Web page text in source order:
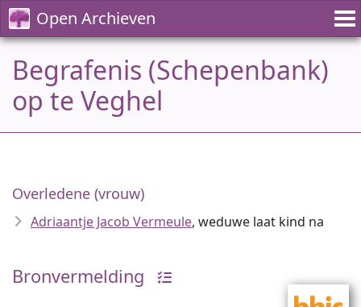
Open Archieven
Begrafenis (Schepenbank)
op te Veghel
Overledene (vrouw)
Adriaantje Jacob Vermeule, weduwe laat kind na
Bronvermelding